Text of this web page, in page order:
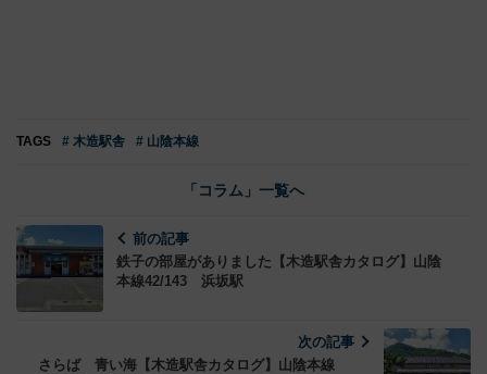
TAGS # 木造駅舎 # 山陰本線
「コラム」一覧へ
前の記事
鉄子の部屋がありました【木造駅舎カタログ】山陰
本線42/143 浜坂駅
次の記事
さらば 青い海【木造駅舎カタログ】山陰本線